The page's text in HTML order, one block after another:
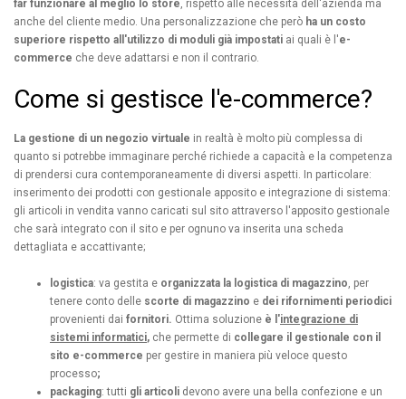
far funzionare al meglio lo store , rispetto alle necessità dell'azienda ma
anche del cliente medio. Una personalizzazione che però ha un costo
superiore rispetto all'utilizzo di moduli già impostati ai quali è l'e-
commerce che deve adattarsi e non il contrario.
Come si gestisce l'e-commerce?
La gestione di un negozio virtuale in realtà è molto più complessa di
quanto si potrebbe immaginare perché richiede a capacità e la competenza
di prendersi cura contemporaneamente di diversi aspetti. In particolare:
inserimento dei prodotti con gestionale apposito e integrazione di sistema:
gli articoli in vendita vanno caricati sul sito attraverso l'apposito gestionale
che sarà integrato con il sito e per ognuno va inserita una scheda
dettagliata e accattivante;
logistica: va gestita e organizzata la logistica di magazzino , per
tenere conto delle scorte di magazzino e dei rifornimenti periodici
provenienti dai fornitori. Ottima soluzione è l'integrazione di
sistemi informatici, che permette di collegare il gestionale con il
sito e-commerce per gestire in maniera più veloce questo
processo;
packaging: tutti gli articoli devono avere una bella confezione e un